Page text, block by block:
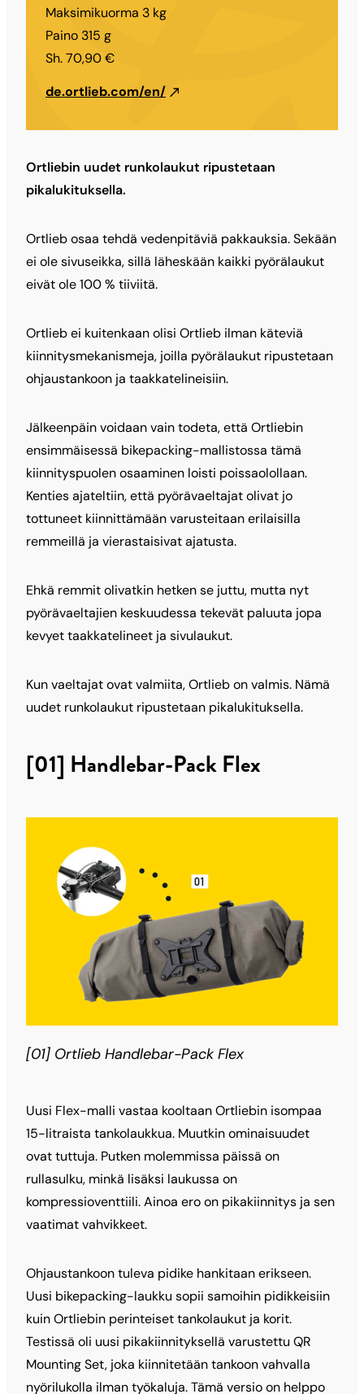
Maksimikuorma 3 kg
Paino 315 g
Sh. 70,90 €
de.ortlieb.com/en/
Ortliebin uudet runkolaukut ripustetaan
pikalukituksella.
Ortlieb osaa tehdä vedenpitäviä pakkauksia. Sekään
ei ole sivuseikka, sillä läheskään kaikki pyörälaukut
eivät ole 100 % tiiviitä.
Ortlieb ei kuitenkaan olisi Ortlieb ilman käteviä
kiinnitysmekanismeja, joilla pyörälaukut ripustetaan
ohjaustankoon ja taakkatelineisiin.
Jälkeenpäin voidaan vain todeta, että Ortliebin
ensimmäisessä bikepacking-mallistossa tämä
kiinnityspuolen osaaminen loisti poissaolollaan.
Kenties ajateltiin, että pyörävaeltajat olivat jo
tottuneet kiinnittämään varusteitaan erilaisilla
remmeillä ja vierastaisivat ajatusta.
Ehkä remmit olivatkin hetken se juttu, mutta nyt
pyörävaeltajien keskuudessa tekevät paluuta jopa
kevyet taakkatelineet ja sivulaukut.
Kun vaeltajat ovat valmiita, Ortlieb on valmis. Nämä
uudet runkolaukut ripustetaan pikalukituksella.
[01] Handlebar-Pack Flex
[01] Ortlieb Handlebar-Pack Flex
Uusi Flex-malli vastaa kooltaan Ortliebin isompaa
15-litraista tankolaukkua. Muutkin ominaisuudet
ovat tuttuja. Putken molemmissa päissä on
rullasulku, minkä lisäksi laukussa on
kompressioventtiili. Ainoa ero on pikakiinnitys ja sen
vaatimat vahvikkeet.
Ohjaustankoon tuleva pidike hankitaan erikseen.
Uusi bikepacking-laukku sopii samoihin pidikkeisiin
kuin Ortliebin perinteiset tankolaukut ja korit.
Testissä oli uusi pikakiinnityksellä varustettu QR
Mounting Set, joka kiinnitetään tankoon vahvalla
nyörilukolla ilman työkaluja. Tämä versio on helppo